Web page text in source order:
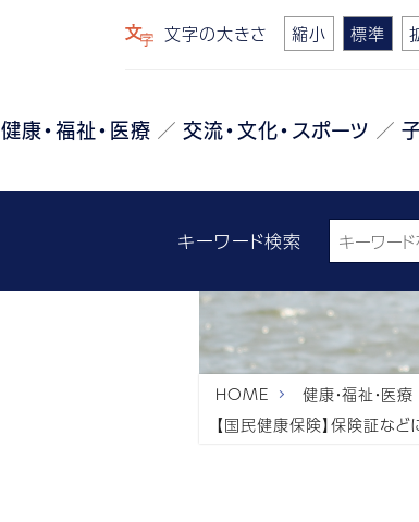
文字の大きさ 縮小 標準
健康・福祉・医療 交流・文化・スポーツ
キーワード検索
HOME 健康・福祉・医療
【国民健康保険】保険証など